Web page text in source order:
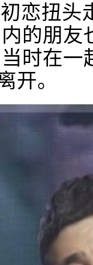
恋扭
的朋
时在
开。